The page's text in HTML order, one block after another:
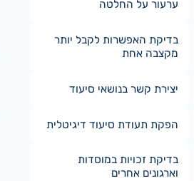
ערעור על החלטה
בדיקת האפשרות לקבל יותר
מקצבה אחת
יצירת קשר בנושאי סיעוד
הפקת תעודת סיעוד דיגיטלית
בדיקת זכויות במוסדות
וארגונים אחרים